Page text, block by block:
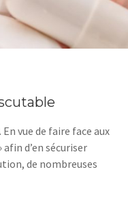
vue de faire face aux
d’en sécuriser
de nombreuses